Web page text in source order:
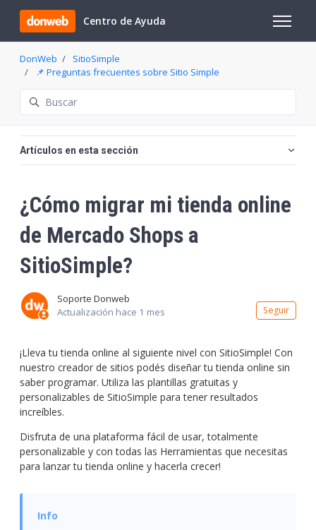
Saltar al contenido principal
Centro de Ayuda
Abrir/
DonWeb
SitioSimple
📌 Preguntas frecuentes sobre Sitio Simple
Búsqueda
¿Cómo migrar mi tienda online
de Mercado Shops a
SitioSimple?
Soporte Donweb
Actualización hace 1 mes Seguir
¡Lleva tu tienda online al siguiente nivel con SitioSimple! Con
nuestro creador de sitios podés diseñar tu tienda online sin
saber programar. Utiliza las plantillas gratuitas y
personalizables de SitioSimple para tener resultados
increíbles.
Disfruta de una plataforma fácil de usar, totalmente
personalizable y con todas las Herramientas que necesitas
para lanzar tu tienda online y hacerla crecer!
Artículos en esta sección